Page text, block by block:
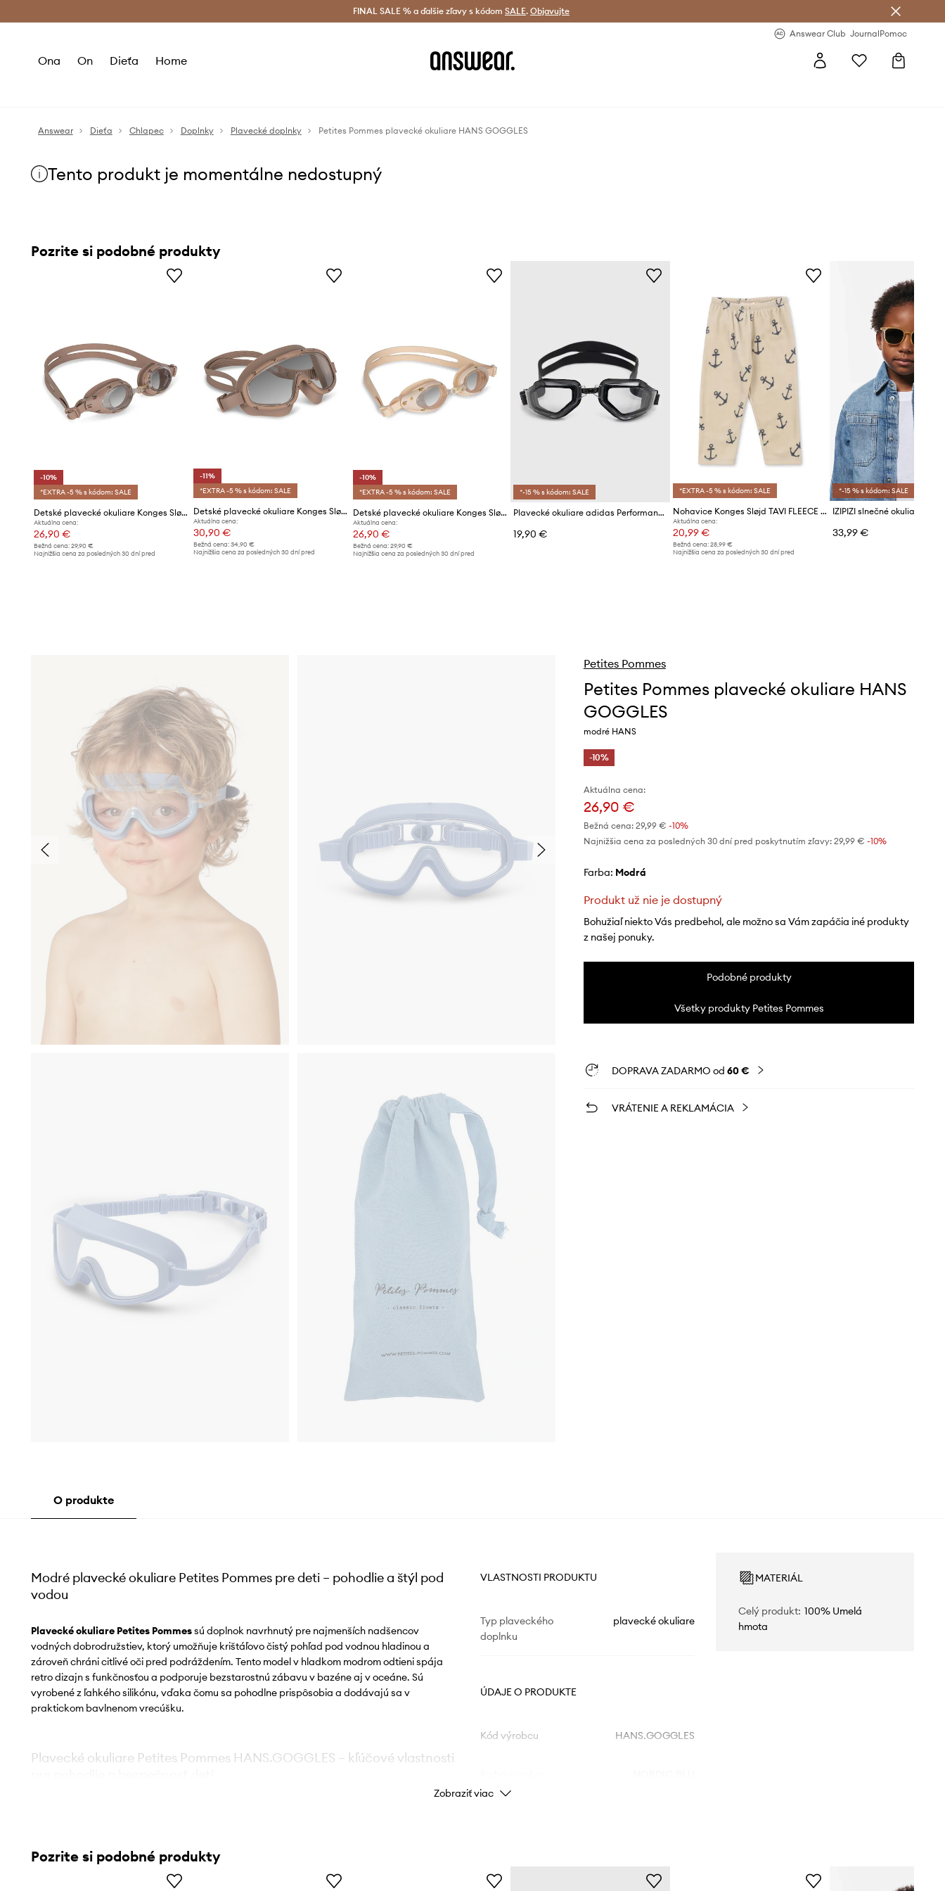
Bezplatná doprava od 60 € > Doručenie aj do 24 h >
FINAL SALE % a ďalšie zľavy s kódom SALE. Objavujte
Answear Club JournalPomoc
Ona On Dieťa Home
Answear Dieťa Chlapec Doplnky Plavecké doplnky Petites Pommes plavecké okuliare HANS GOGGLES
Tento produkt je momentálne nedostupný
Pozrite si podobné produkty
-10%
*EXTRA -5 % s kódom: SALE
Detské plavecké okuliare Konges Sløjd
Aktuálna cena:
26,90 €
Bežná cena: 29,90 €
Najnižšia cena za posledných 30 dní pred
-11%
*EXTRA -5 % s kódom: SALE
Detské plavecké okuliare Konges Sløjd MOLLY BEACH GOGGLES
Aktuálna cena:
30,90 €
Bežná cena:34,90 €
Najnižšia cena za posledných 30 dní pred
-10%
*EXTRA -5 % s kódom: SALE
Detské plavecké okuliare Konges Sløjd
Aktuálna cena:
26,90 €
Bežná cena: 29,90 €
Najnižšia cena za posledných 30 dní pred
*-15 % s kódom: SALE
Plavecké okuliare adidas Performance Ripstream Starter
19,90 €
*EXTRA -5 % s kódom: SALE
Nohavice Konges Sløjd TAVI FLEECE PANTS GRS
Aktuálna cena:
20,99 €
Bežná cena:28,99 €
Najnižšia cena za posledných 30 dní pred
*-15 % s kódom: SALE
IZIPIZI slnečné okuliare
33,99 €
Petites Pommes
Petites Pommes plavecké okuliare HANS
GOGGLES
modré HANS
-10%
Aktuálna cena:
26,90 €
Bežná cena: 29,99 € -10%
Najnižšia cena za posledných 30 dní pred poskytnutím zľavy: 29,99 € -10%
Farba: modrá
Produkt už nie je dostupný
Bohužiaľ niekto Vás predbehol, ale možno sa Vám zapáčia iné produkty
z našej ponuky.
Podobné produkty
Všetky produkty Petites Pommes
DOPRAVA ZADARMO od 60 €
VRÁTENIE A REKLAMÁCIA
O produkte
Modré plavecké okuliare Petites Pommes pre deti – pohodlie a štýl pod
vodou
Plavecké okuliare Petites Pommessú doplnok navrhnutý pre najmenších nadšencov
vodných dobrodružstiev, ktorý umožňuje krištáľovo čistý pohľad pod vodnou hladinou a
zároveň chráni citlivé oči pred podráždením. Tento model v hladkom modrom odtieni spája
retro dizajn s funkčnosťou a podporuje bezstarostnú zábavu v bazéne aj v oceáne. Sú
vyrobené z ľahkého silikónu, vďaka čomu sa pohodlne prispôsobia a dodávajú sa v
praktickom bavlnenom vrecúšku.
Plavecké okuliare Petites Pommes HANS.GOGGLES – kľúčové vlastnosti
pohľad pod vodou a minimalizuje zahmlievanie
– účinne chráni pred chlórovanou vodou a slanými kvapkami, čím
VLASTNOSTI PRODUKTU
Typ plaveckého
doplnku
plavecké okuliare
ÚDAJE O PRODUKTE
Kód výrobcu HANS.GOGGLES
MATERIÁL
Celý produkt: 100% Umelá
hmota
Zobraziť viac
Pozrite si podobné produkty